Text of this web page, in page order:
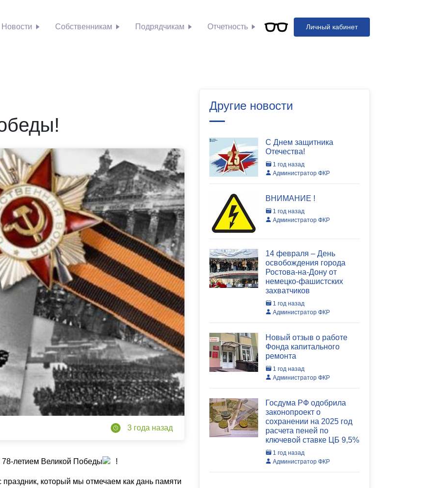
Новости Собственникам Подрядчикам Отчетность Личный кабинет
3 года назад
78-летием Великой Победы !
который мы отмечаем как дань памяти
Другие новости
С Днем защитника
Отечества!
1 год назад
Администратор ФКР
ВНИМАНИЕ !
1 год назад
Администратор ФКР
14 февраля – День
освобождения города
Ростова-на-Дону от
немецко-фашистских
захватчиков
1 год назад
Администратор ФКР
Новый отзыв о работе
Фонда капитального
ремонта
1 год назад
Администратор ФКР
Госдума РФ одобрила
законопроект о
сохранении на 2025 год
расчета пеней по
ключевой ставке ЦБ 9,5%
1 год назад
Администратор ФКР